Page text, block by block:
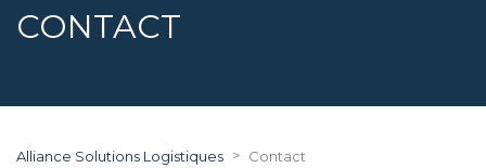
CONTACT
Alliance Solutions Logistiques > Contact